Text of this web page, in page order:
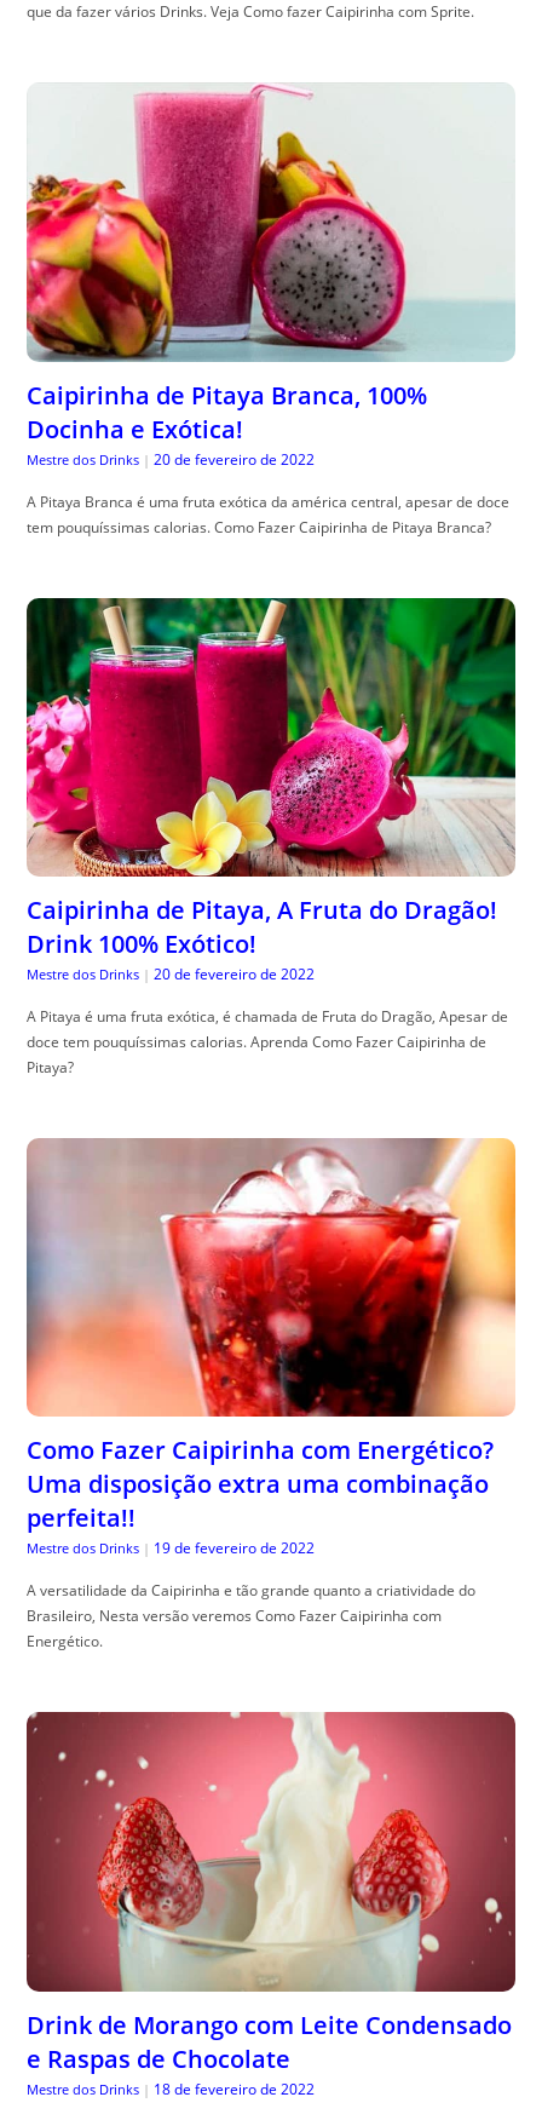
que da fazer vários Drinks. Veja Como fazer Caipirinha com Sprite.
Caipirinha de Pitaya Branca, 100%
Docinha e Exótica!
Mestre dos Drinks | 20 de fevereiro de 2022
A Pitaya Branca é uma fruta exótica da américa central, apesar de doce
tem pouquíssimas calorias. Como Fazer Caipirinha de Pitaya Branca?
Caipirinha de Pitaya, A Fruta do Dragão!
Drink 100% Exótico!
Mestre dos Drinks | 20 de fevereiro de 2022
A Pitaya é uma fruta exótica, é chamada de Fruta do Dragão, Apesar de
doce tem pouquíssimas calorias. Aprenda Como Fazer Caipirinha de
Pitaya?
Como Fazer Caipirinha com Energético?
Uma disposição extra uma combinação
perfeita!!
Mestre dos Drinks | 19 de fevereiro de 2022
A versatilidade da Caipirinha e tão grande quanto a criatividade do
Brasileiro, Nesta versão veremos Como Fazer Caipirinha com
Energético.
Drink de Morango com Leite Condensado
e Raspas de Chocolate
Mestre dos Drinks | 18 de fevereiro de 2022